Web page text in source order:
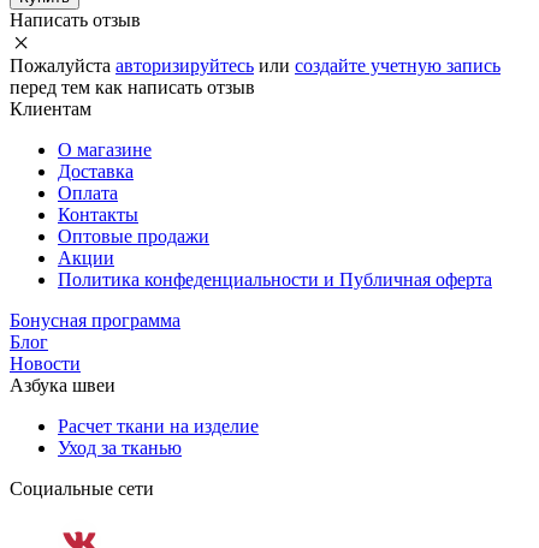
Написать отзыв
Пожалуйста авторизируйтесь или создайте учетную запись
перед тем как написать отзыв
Клиентам
О магазине
Доставка
Оплата
Контакты
Оптовые продажи
Акции
Политика конфеденциальности и Публичная оферта
Бонусная программа
Блог
Новости
Азбука швеи
Расчет ткани на изделие
Уход за тканью
Социальные сети